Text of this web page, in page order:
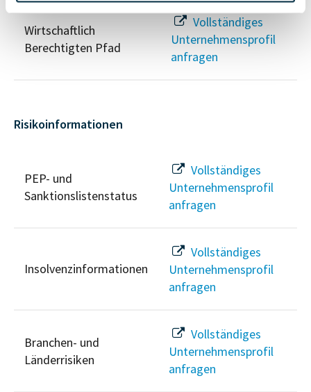
Wirtschaftlich
Berechtigten Pfad
Vollständiges
Unternehmensprofil
anfragen
Risikoinformationen
PEP- und
Sanktionslistenstatus
Vollständiges
Unternehmensprofil
anfragen
Insolvenzinformationen
Vollständiges
Unternehmensprofil
anfragen
Branchen- und
Länderrisiken
Vollständiges
Unternehmensprofil
anfragen